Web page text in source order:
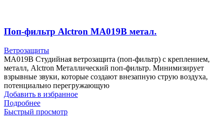
Поп-фильтр Alctron MA019B метал.
Ветрозащиты
MA019B Студийная ветрозащита (поп-фильтр) с креплением,
металл, Alctron Металлический поп-фильтр. Минимизирует
взрывные звуки, которые создают внезапную струю воздуха,
потенциально перегружающую
Добавить в избранное
Подробнее
Быстрый просмотр